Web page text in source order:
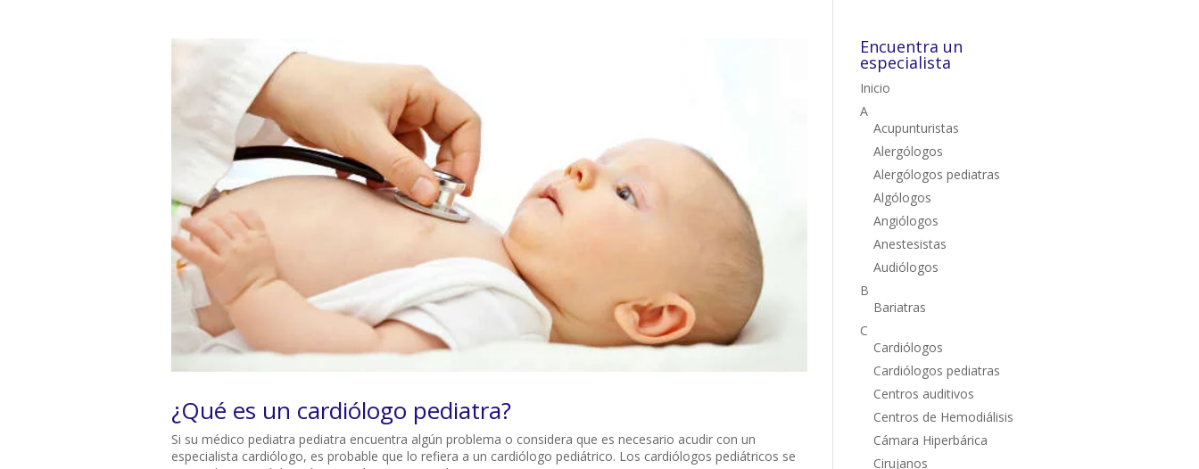
¿Qué es un cardiólogo pediatra?
Si su médico pediatra pediatra encuentra algún problema o considera que es necesario acudir con un
especialista cardiólogo, es probable que lo refiera a un cardiólogo pediátrico. Los cardiólogos pediátricos se
Encuentra un
especialista
Inicio
A
Acupunturistas
Alergólogos
Alergólogos pediatras
Algólogos
Angiólogos
Anestesistas
Audiólogos
B
Bariatras
C
Cardiólogos
Cardiólogos pediatras
Centros auditivos
Centros de Hemodiálisis
Cámara Hiperbárica
Cirujanos